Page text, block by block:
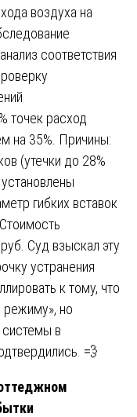
воздуха на
соответствия
точек расход
на 35%. Причины:
(утечки до 28%
гибких вставок
Суд взыскал эту
устранения
к тому, что
режиму», но
системы в
💨